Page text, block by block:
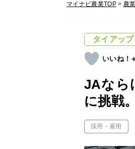
マイナビ農業TOP> 農
タイアップ
JAなら
に挑戦
採用・雇用